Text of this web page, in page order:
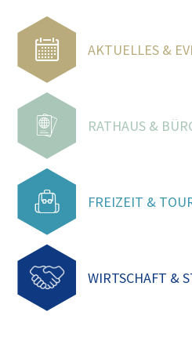
AKTUELLES &
RATHAUS &
FREIZEIT &
WIRTSCHAFT &